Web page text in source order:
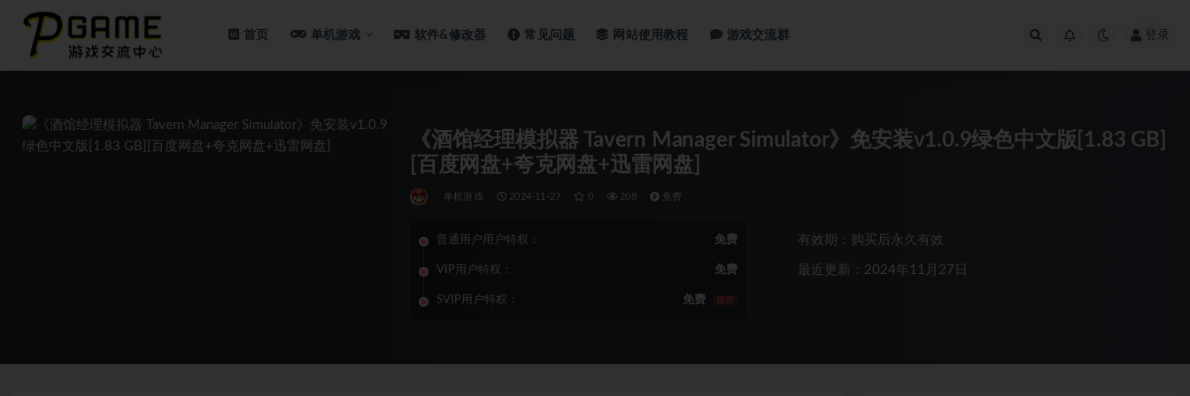
首页 单机游戏 软件&修改器 常见问题 网站使用教程 游戏交流群 登录
《酒馆经理模拟器 Tavern Manager Simulator》免安装v1.0.9绿色中文版[1.83 GB]
[百度网盘+夸克网盘+迅雷网盘]
单机游戏 2024-11-27 0 208 免费
普通用户用户特权： 免费
VIP用户特权： 免费
SVIP用户特权： 免费 推荐
有效期：购买后永久有效
最近更新：2024年11月27日